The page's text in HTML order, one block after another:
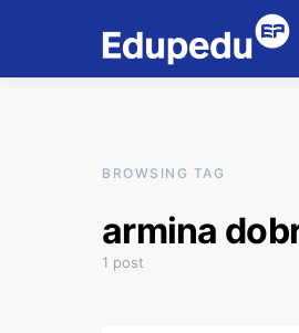
BROWSING TAG
armina
1 post